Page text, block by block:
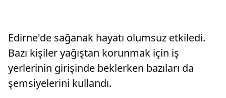
Edirne'de sağanak hayatı olumsuz etkiledi.
Bazı kişiler yağıştan korunmak için iş
yerlerinin girişinde beklerken bazıları da
şemsiyelerini kullandı.